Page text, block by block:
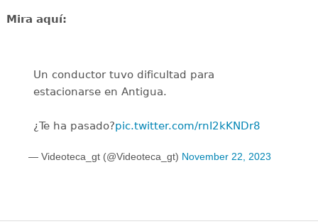
Mira aquí:
Un conductor tuvo dificultad para
estacionarse en Antigua.
¿Te ha pasado?pic.twitter.com/rnI2kKNDr8
— Videoteca_gt (@Videoteca_gt) November 22, 2023